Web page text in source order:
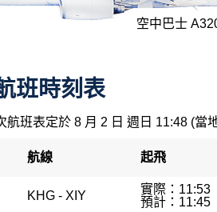
空中巴士
班時刻表
航班表定於 8 月 2 日 週日 11:48 (當
航線 起飛
KHG - XIY
實際：11:53
預計：11:45